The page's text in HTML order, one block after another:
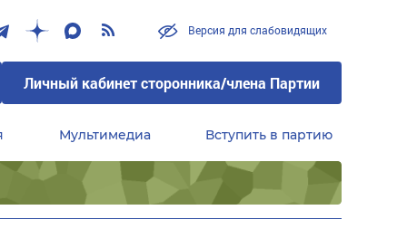
Версия для слабовидящих
Личный кабинет сторонника/члена Партии
Мультимедиа Вступить в партию